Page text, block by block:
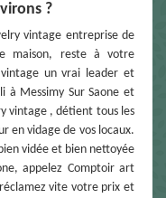
?
vintage entreprise de
maison, reste à votre
un vrai leader et
à Messimy Sur Saone et
vintage , détient tous les
en vidage de vos locaux.
vidée et bien nettoyée
appelez Comptoir art
vite votre prix et